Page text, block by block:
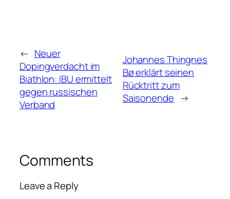
← Neuer
Dopingverdacht im
Biathlon: IBU ermittelt
gegen russischen
Verband
Johannes Thingnes
Bø erklärt seinen
Rücktritt zum
Saisonende →
Comments
Leave a Reply